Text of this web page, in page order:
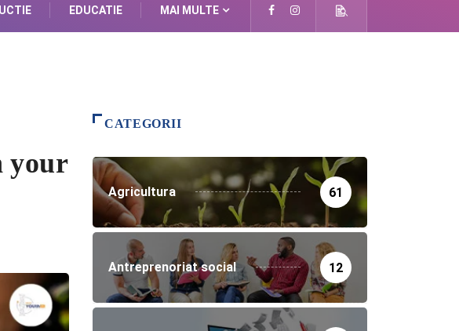
EDUCATIE MAI MULTE
your
CATEGORII
Agricultura 61
Antreprenoriat social 12